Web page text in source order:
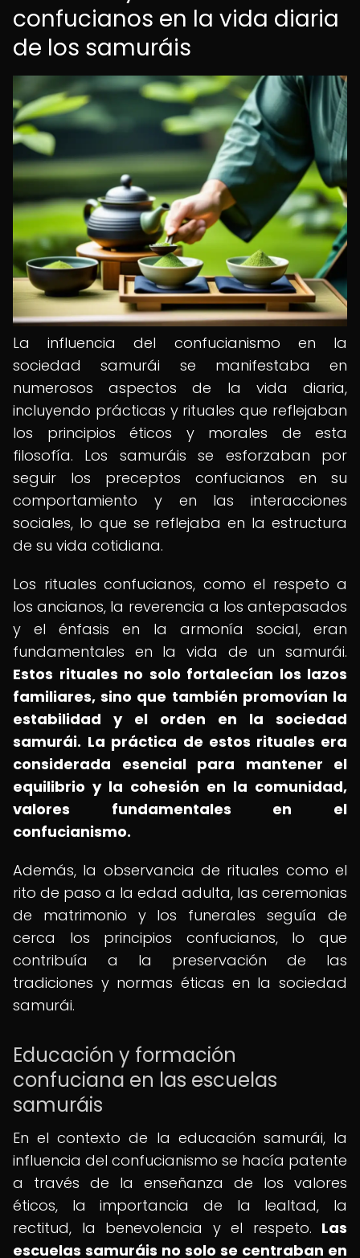
confucianos en la vida diaria
de los samuráis
La influencia del confucianismo en la
sociedad samurái se manifestaba en
numerosos aspectos de la vida diaria,
incluyendo prácticas y rituales que reflejaban
los principios éticos y morales de esta
filosofía. Los samuráis se esforzaban por
seguir los preceptos confucianos en su
comportamiento y en las interacciones
sociales, lo que se reflejaba en la estructura
de su vida cotidiana.
Los rituales confucianos, como el respeto a
los ancianos, la reverencia a los antepasados
y el énfasis en la armonía social, eran
fundamentales en la vida de un samurái.
Estos rituales no solo fortalecían los lazos
familiares, sino que también promovían la
estabilidad y el orden en la sociedad
samurái. La práctica de estos rituales era
considerada esencial para mantener el
equilibrio y la cohesión en la comunidad,
valores fundamentales en el
confucianismo.
Además, la observancia de rituales como el
rito de paso a la edad adulta, las ceremonias
de matrimonio y los funerales seguía de
cerca los principios confucianos, lo que
contribuía a la preservación de las
tradiciones y normas éticas en la sociedad
samurái.
Educación y formación
confuciana en las escuelas
samuráis
En el contexto de la educación samurái, la
influencia del confucianismo se hacía patente
a través de la enseñanza de los valores
éticos, la importancia de la lealtad, la
rectitud, la benevolencia y el respeto. Las
escuelas samuráis no solo se centraban en